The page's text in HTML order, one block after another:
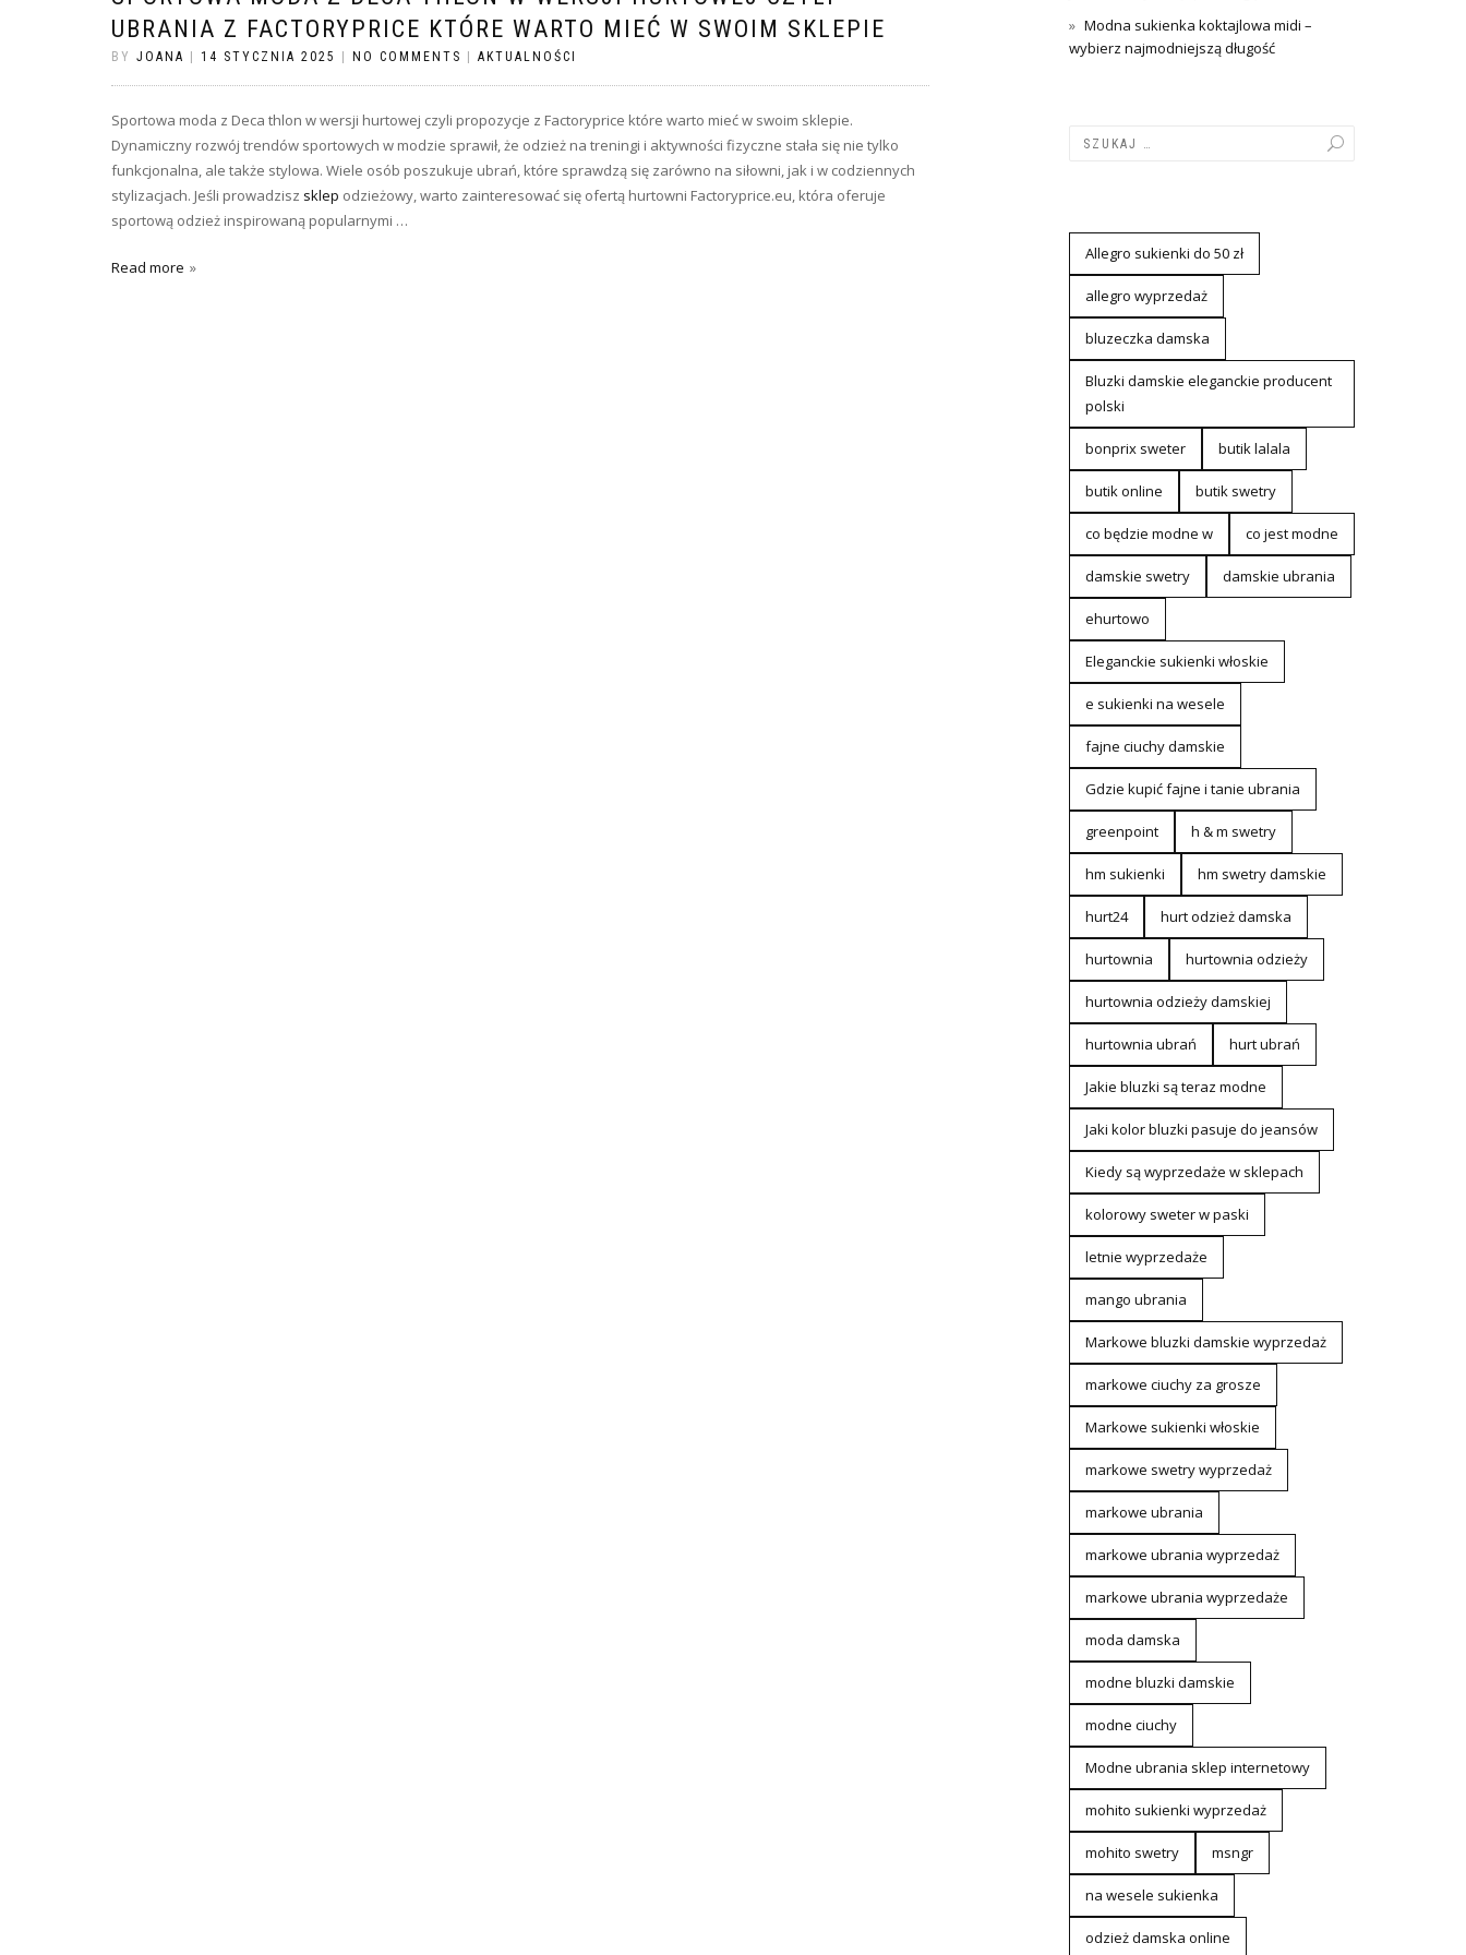
UBRANIA Z FACTORYPRICE KTÓRE WARTO MIEĆ W SWOIM SKLEPIE
BY JOANA 14 STYCZNIA 2025 NO COMMENTS AKTUALNOŚCI
Sportowa moda z Deca thlon w wersji hurtowej czyli propozycje z Factoryprice które warto mieć w swoim sklepie.
Dynamiczny rozwój trendów sportowych w modzie sprawił, że odzież na treningi i aktywności fizyczne stała się nie tylko
funkcjonalna, ale także stylowa. Wiele osób poszukuje ubrań, które sprawdzą się zarówno na siłowni, jak i w codziennych
stylizacjach. Jeśli prowadzisz sklep odzieżowy, warto zainteresować się ofertą hurtowni Factoryprice.eu, która oferuje
sportową odzież inspirowaną popularnymi …
Read more
Modna sukienka koktajlowa midi –
wybierz najmodniejszą długość
Allegro sukienki do 50 zł
allegro wyprzedaż
bluzeczka damska
Bluzki damskie eleganckie producent
polski
bonprix sweter butik lalala
butik online butik swetry
co będzie modne w co jest modne
damskie swetry damskie ubrania
ehurtowo
Eleganckie sukienki włoskie
e sukienki na wesele
fajne ciuchy damskie
Gdzie kupić fajne i tanie ubrania
greenpoint h & m swetry
hm sukienki hm swetry damskie
hurt24 hurt odzież damska
hurtownia hurtownia odzieży
hurtownia odzieży damskiej
hurtownia ubrań hurt ubrań
Jakie bluzki są teraz modne
Jaki kolor bluzki pasuje do jeansów
Kiedy są wyprzedaże w sklepach
kolorowy sweter w paski
letnie wyprzedaże
mango ubrania
Markowe bluzki damskie wyprzedaż
markowe ciuchy za grosze
Markowe sukienki włoskie
markowe swetry wyprzedaż
markowe ubrania
markowe ubrania wyprzedaż
markowe ubrania wyprzedaże
moda damska
modne bluzki damskie
modne ciuchy
Modne ubrania sklep internetowy
mohito sukienki wyprzedaż
mohito swetry msngr
na wesele sukienka
odzież damska online